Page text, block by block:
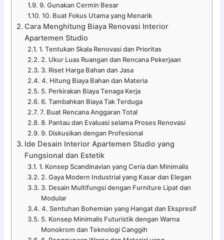
9. Gunakan Cermin Besar
10. Buat Fokus Utama yang Menarik
Cara Menghitung Biaya Renovasi Interior
Apartemen Studio
1. Tentukan Skala Renovasi dan Prioritas
2. Ukur Luas Ruangan dan Rencana Pekerjaan
3. Riset Harga Bahan dan Jasa
4. Hitung Biaya Bahan dan Materia
5. Perkirakan Biaya Tenaga Kerja
6. Tambahkan Biaya Tak Terduga
7. Buat Rencana Anggaran Total
8. Pantau dan Evaluasi selama Proses Renovasi
9. Diskusikan dengan Profesional
Ide Desain Interior Apartemen Studio yang
Fungsional dan Estetik
1. Konsep Scandinavian yang Ceria dan Minimalis
2. Gaya Modern Industrial yang Kasar dan Elegan
3. Desain Multifungsi dengan Furniture Lipat dan
Modular
4. Sentuhan Bohemian yang Hangat dan Ekspresif
5. Konsep Minimalis Futuristik dengan Warna
Monokrom dan Teknologi Canggih